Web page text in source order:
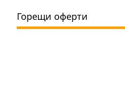
Горещи оферти